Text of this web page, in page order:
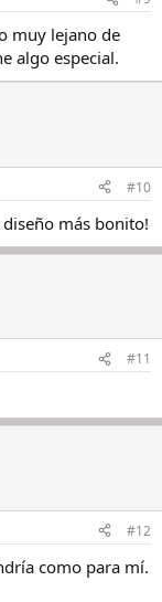
muy lejano de
algo especial.
#10
más bonito!
#11
#12
como para mí.